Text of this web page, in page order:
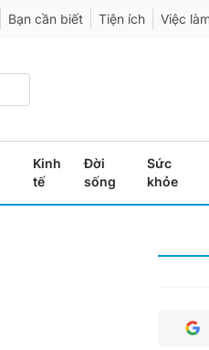
Bạn cần biết Tiện ích Việc làm
Kinh
tế
Đời
sống
Sức
khỏe